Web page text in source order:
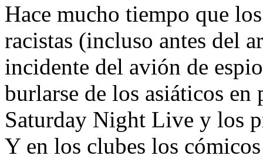
Hace mucho tiempo que
racistas (incluso antes del
incidente del avión de
burlarse de los asiáticos
Saturday Night Live y los
Y en los clubes los